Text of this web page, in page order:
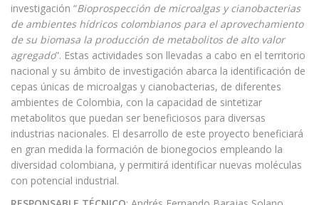
investigación “Bioprospección de microalgas y cianobacterias
de ambientes hídricos colombianos para el aprovechamiento
de su biomasa la producción de metabolitos de alto valor
agregado”. Estas actividades son llevadas a cabo en el territorio
nacional y su ámbito de investigación abarca la identificación de
cepas únicas de microalgas y cianobacterias, de diferentes
ambientes de Colombia, con la capacidad de sintetizar
metabolitos que puedan ser beneficiosos para diversas
industrias nacionales. El desarrollo de este proyecto beneficiará
en gran medida la formación de bionegocios empleando la
diversidad colombiana, y permitirá identificar nuevas moléculas
con potencial industrial.